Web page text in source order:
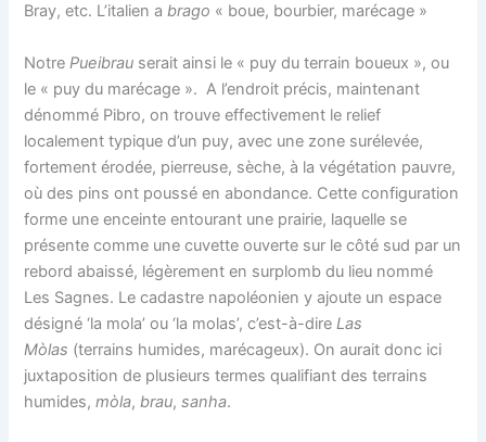
Bray, etc. L’italien abrago « boue, bourbier, marécage »
NotrePueibrau serait ainsi le « puy du terrain boueux », ou
le « puy du marécage ». A l’endroit précis, maintenant
dénommé Pibro, on trouve effectivement le relief
localement typique d’un puy, avec une zone surélevée,
fortement érodée, pierreuse, sèche, à la végétation pauvre,
où des pins ont poussé en abondance. Cette configuration
forme une enceinte entourant une prairie, laquelle se
présente comme une cuvette ouverte sur le côté sud par un
rebord abaissé, légèrement en surplomb du lieu nommé
Les Sagnes. Le cadastre napoléonien y ajoute un espace
désigné ‘la mola’ ou ‘la molas’, c’est-à-direLas
Mòlas (terrains humides, marécageux). On aurait donc ici
juxtaposition de plusieurs termes qualifiant des terrains
humides,mòla,brau,sanha.